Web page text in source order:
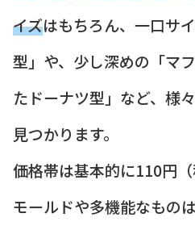
イズはもちろん、一口サ
型」や、少し深めの「マ
たドーナツ型」など、様
見つかります。
価格帯は基本的に110円
モールドや多機能なもの